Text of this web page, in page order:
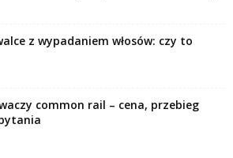
z wypadaniem włosów: czy to
common rail – cena, przebieg